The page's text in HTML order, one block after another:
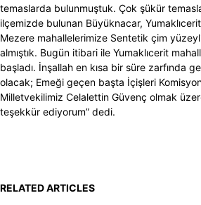
temaslarda bulunmuştuk. Çok şükür
ilçemizde bulunan Büyüknacar,
Mezere mahallelerimize Sentetik çim
almıştık. Bugün itibari ile Yumaklıcerit
başladı. İnşallah en kısa bir süre zarfında
olacak; Emeği geçen başta İçişleri
Milletvekilimiz Celalettin Güvenç olmak
teşekkür ediyorum” dedi.
RELATED ARTICLES